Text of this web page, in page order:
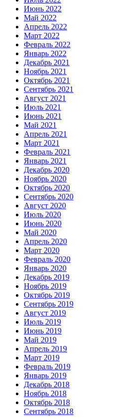
Июнь 2022
Май 2022
Апрель 2022
Март 2022
Февраль 2022
Январь 2022
Декабрь 2021
Ноябрь 2021
Октябрь 2021
Сентябрь 2021
Август 2021
Июль 2021
Июнь 2021
Май 2021
Апрель 2021
Март 2021
Февраль 2021
Январь 2021
Декабрь 2020
Ноябрь 2020
Октябрь 2020
Сентябрь 2020
Август 2020
Июль 2020
Июнь 2020
Май 2020
Апрель 2020
Март 2020
Февраль 2020
Январь 2020
Декабрь 2019
Ноябрь 2019
Октябрь 2019
Сентябрь 2019
Август 2019
Июль 2019
Июнь 2019
Май 2019
Апрель 2019
Март 2019
Февраль 2019
Январь 2019
Декабрь 2018
Ноябрь 2018
Октябрь 2018
Сентябрь 2018